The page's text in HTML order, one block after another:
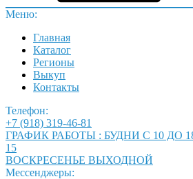
Меню:
Главная
Каталог
Регионы
Выкуп
Контакты
Телефон:
+7 (918) 319-46-81
ГРАФИК РАБОТЫ : БУДНИ С 10 ДО
15
ВОСКРЕСЕНЬЕ ВЫХОДНОЙ
Мессенджеры: